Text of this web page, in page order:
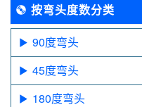
按弯头度数分类
90度弯头
45度弯头
180度弯头